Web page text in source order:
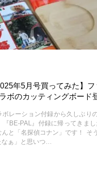
年5月号買ってみた】フ
ボのカッティングボード
ボレーション付録から久しぶり
『BE-PAL』付録に帰ってきま
と「名探偵コナン」です！ そ
なぁ」と思いつ…